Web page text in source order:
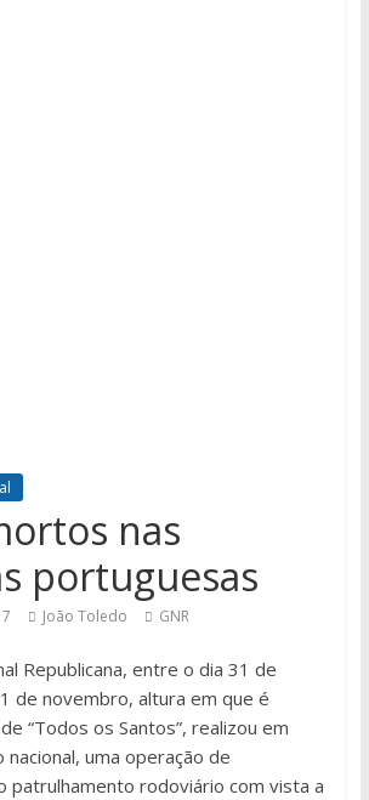
nas
portuguesas
João Toledo GNR
Republicana, entre o dia 31 de
de novembro, altura em que é
“Todos os Santos”, realizou em
uma operação de
patrulhamento rodoviário com vista a